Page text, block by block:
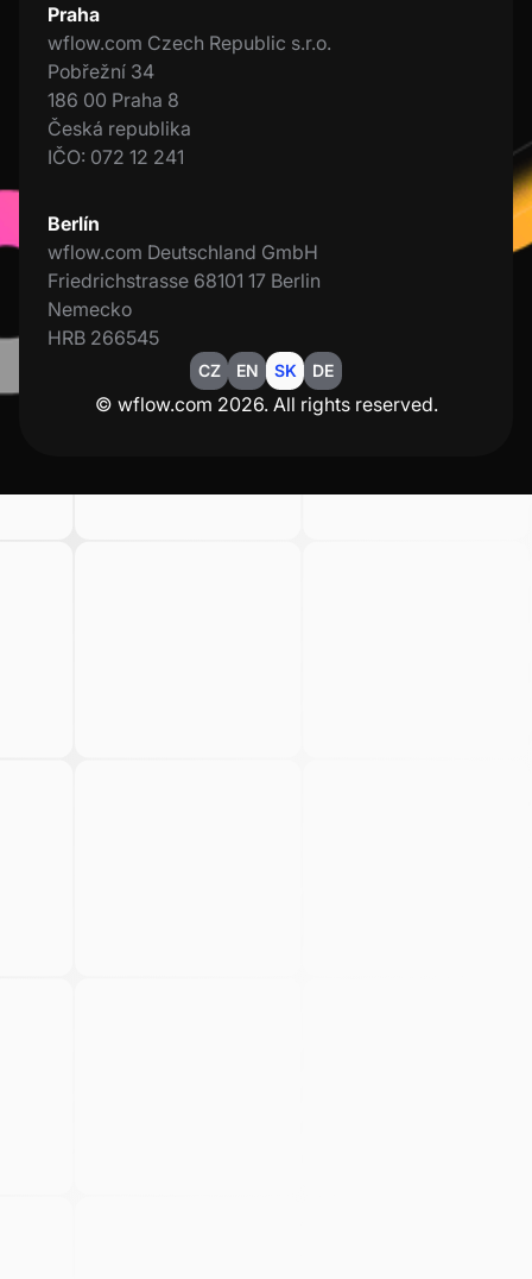
Praha
wflow.com Czech Republic s.r.o.
Pobřežní 34
186 00 Praha 8
Česká republika
IČO: 072 12 241
Berlín
wflow.com Deutschland GmbH
Friedrichstrasse 68101 17 Berlin
Nemecko
HRB 266545
CZ EN SK DE
© wflow.com 2026. All rights reserved.